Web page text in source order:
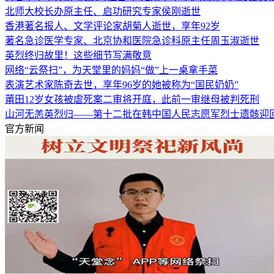
北师大校长办原主任、启功研究专家侯刚逝世
香港著名报人、文学评论家胡菊人逝世，享年92岁
著名急诊医学专家、北京协和医院急诊科原主任周玉淑逝世
英烈终归故里！这些细节写满敬意
网络“云祭扫”，为天堂里的妈妈“做”上一桌拿手菜
表演艺术家陈奇去世，享年96岁的她被称为“国民奶奶”
莆田12岁女孩被虐死案二审将开庭，此前一审继母被判死刑
山河无恙英烈归——第十二批在韩中国人民志愿军烈士遗骸迎
官方新闻